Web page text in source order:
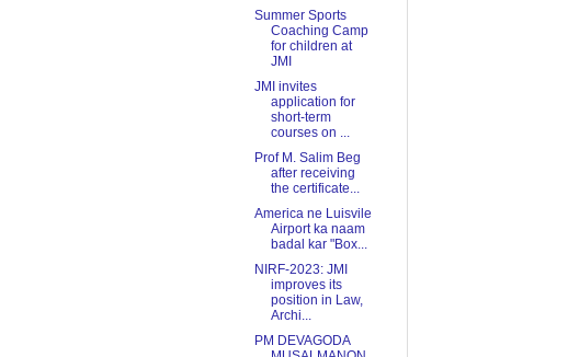
Summer Sports
Coaching Camp
for children at
JMI
JMI invites
application for
short-term
courses on ...
Prof M. Salim Beg
after receiving
the certificate...
America ne Luisvile
Airport ka naam
badal kar "Box...
NIRF-2023: JMI
improves its
position in Law,
Archi...
PM DEVAGODA